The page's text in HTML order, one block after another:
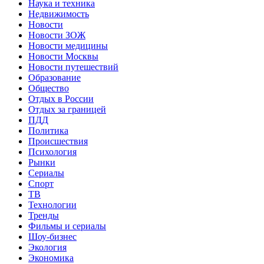
Наука и техника
Недвижимость
Новости
Новости ЗОЖ
Новости медицины
Новости Москвы
Новости путешествий
Образование
Общество
Отдых в России
Отдых за границей
ПДД
Политика
Происшествия
Психология
Рынки
Сериалы
Спорт
ТВ
Технологии
Тренды
Фильмы и сериалы
Шоу-бизнес
Экология
Экономика